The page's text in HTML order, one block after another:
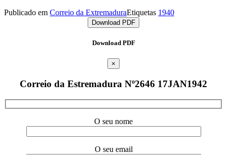
Publicado em Correio da ExtremaduraEtiquetas 1940
Download PDF
Download PDF
×
Correio da Estremadura Nº2646 17JAN1942
O seu nome
O seu email